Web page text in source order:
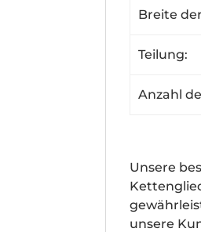
Breite
Teilung:
Anzahl
Unsere
unsere